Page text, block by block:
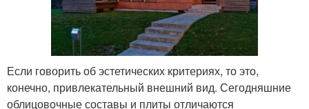
Если говорить об эстетических критериях, то это,
конечно, привлекательный внешний вид. Сегодняшние
облицовочные составы и плиты отличаются